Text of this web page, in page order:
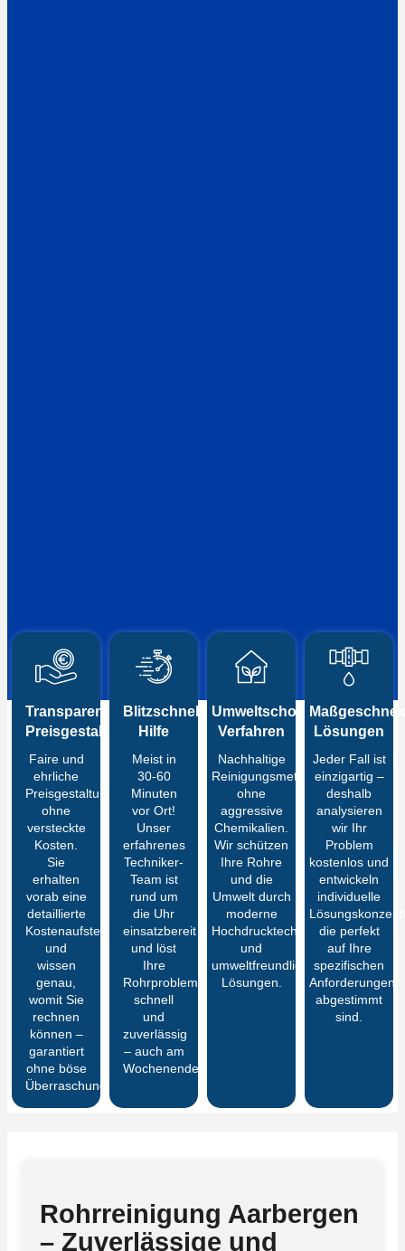
Transparente
Preisgestaltung
Faire und
ehrliche
Preisgestaltung
ohne
versteckte
Kosten.
Sie
erhalten
vorab eine
detaillierte
Kostenaufstellung
und
wissen
genau,
womit Sie
rechnen
können –
garantiert
ohne böse
Überraschungen
Blitzschnelle
Hilfe
Meist in
30-60
Minuten
vor Ort!
Unser
erfahrenes
Techniker-
Team ist
rund um
die Uhr
einsatzbereit
und löst
Ihre
Rohrprobleme
schnell
und
zuverlässig
– auch am
Wochenende.
Umweltschonende
Verfahren
Nachhaltige
Reinigungsmethoden
ohne
aggressive
Chemikalien.
Wir schützen
Ihre Rohre
und die
Umwelt durch
moderne
Hochdrucktechnik
und
umweltfreundliche
Lösungen.
Lösungen
Jeder Fall ist
einzigartig –
deshalb
analysieren
wir Ihr
Problem
kostenlos und
entwickeln
individuelle
die perfekt
auf Ihre
spezifischen
Anforderungen
abgestimmt
sind.
Rohrreinigung Aarbergen
– Zuverlässige und